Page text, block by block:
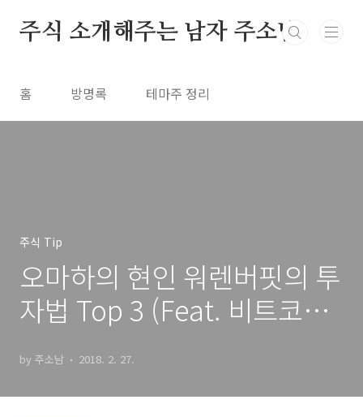
주식 소개해주는 남자 주소남
홈 방명록 테마주 정리
주식 Tip
오마하의 현인 워렌버핏의 투
자법 Top 3 (Feat. 비트코인
by 주소남 2018. 2. 27.